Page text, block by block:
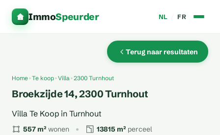
ImmoSpeurder NL FR
Terug naar resultaten
Home Te koop Villa 2300 Turnhout
Broekzijde 14, 2300 Turnhout
Villa Te Koop in Turnhout
557 m² wonen 13815 m² perceel